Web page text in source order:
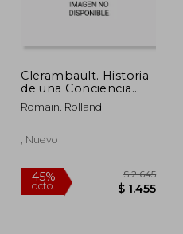
50%
dcto.
Clerambault. Historia
de una Conciencia
Libre Durante la
Guerra.
Romain. Rolland
, Nuevo